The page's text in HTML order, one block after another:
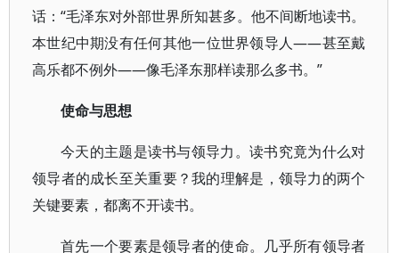
话：“毛泽东对外部世界所知甚多。他不间断地读书。
本世纪中期没有任何其他一位世界领导人——甚至戴
高乐都不例外——像毛泽东那样读那么多书。”
使命与思想
今天的主题是读书与领导力。读书究竟为什么对
领导者的成长至关重要？我的理解是，领导力的两个
关键要素，都离不开读书。
首先一个要素是领导者的使命。几乎所有领导者